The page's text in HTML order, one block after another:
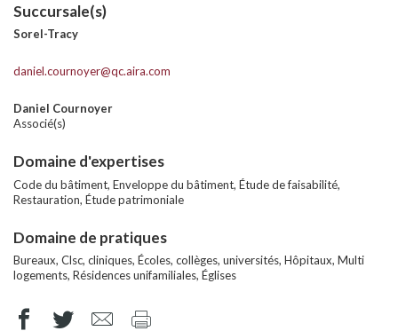
Succursale(s)
Sorel-Tracy
daniel.cournoyer@qc.aira.com
Daniel Cournoyer
Associé(s)
Domaine d'expertises
Code du bâtiment, Enveloppe du bâtiment, Étude de faisabilité,
Restauration, Étude patrimoniale
Domaine de pratiques
Bureaux, Clsc, cliniques, Écoles, collèges, universités, Hôpitaux, Multi
logements, Résidences unifamiliales, Églises